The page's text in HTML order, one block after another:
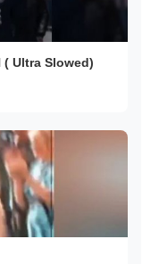
( Ultra Slowed)